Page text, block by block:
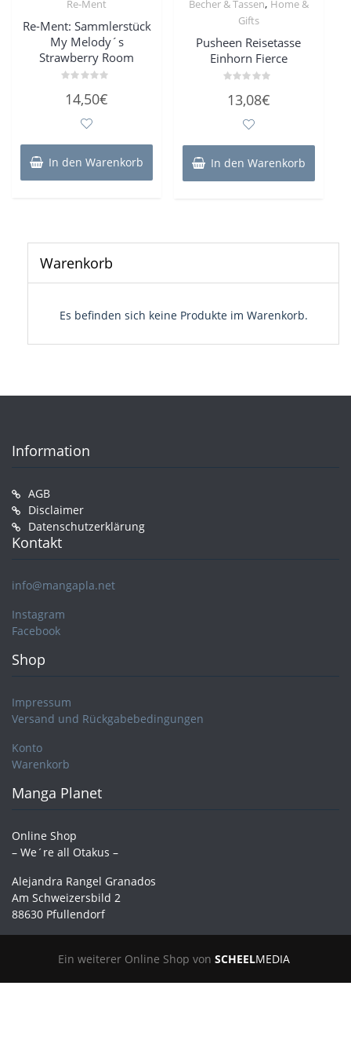
Re-Ment
Re-Ment: Sammlerstück
My Melody´s
Strawberry Room
mit
14,50€
In den Warenkorb
Becher & Tassen, Home &
Gifts
Pusheen Reisetasse
Einhorn Fierce
mit
13,08€
In den Warenkorb
Warenkorb
Es befinden sich keine Produkte im Warenkorb.
Information
AGB
Disclaimer
Datenschutzerklärung
Kontakt
info@mangapla.net
Instagram
Facebook
Shop
Impressum
Versand und Rückgabebedingungen
Konto
Warenkorb
Manga Planet
Online Shop
– We´re all Otakus –
Alejandra Rangel Granados
Am Schweizersbild 2
88630 Pfullendorf
Ein weiterer Online Shop von SCHEELMEDIA